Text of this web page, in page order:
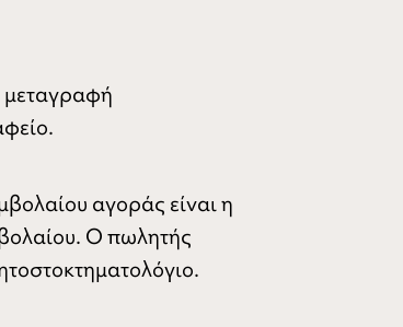
μεταγραφή
αγοράς είναι η
Ο πωλητής